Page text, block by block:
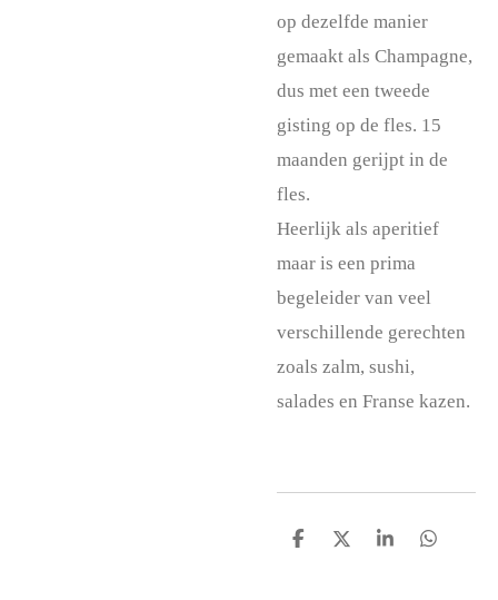
op dezelfde manier
gemaakt als Champagne,
dus met een tweede
gisting op de fles. 15
maanden gerijpt in de
fles.
Heerlijk als aperitief
maar is een prima
begeleider van veel
verschillende gerechten
zoals zalm, sushi,
salades en Franse kazen.
D
D
S
D